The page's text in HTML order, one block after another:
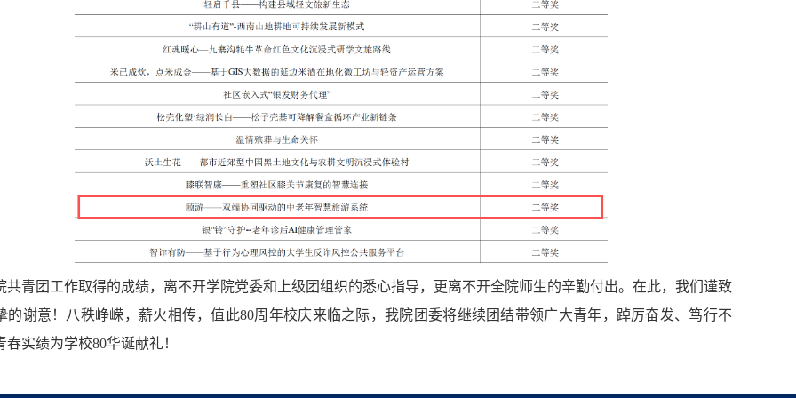
共青团工作取得的成绩，离不开学院党委和上级团组织的悉心指导，更离不开全院师生的辛勤付出。在此，我们谨致
的谢意！八秩峥嵘，薪火相传，值此80周年校庆来临之际，我院团委将继续团结带领广大青年，踔厉奋发、笃行不
春实绩为学校80华诞献礼！